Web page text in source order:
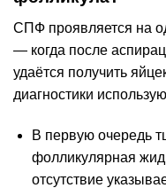
СПФ проявляется на
— когда после
удаётся получить
диагностики
В первую очередь
фолликулярная
отсутствие